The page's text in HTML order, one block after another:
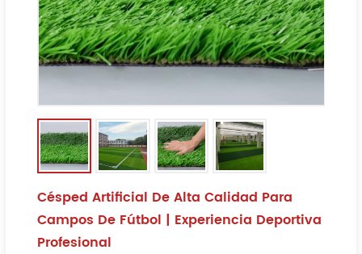
Césped Artificial De Alta Calidad Para
Campos De Fútbol | Experiencia Deportiva
Profesional